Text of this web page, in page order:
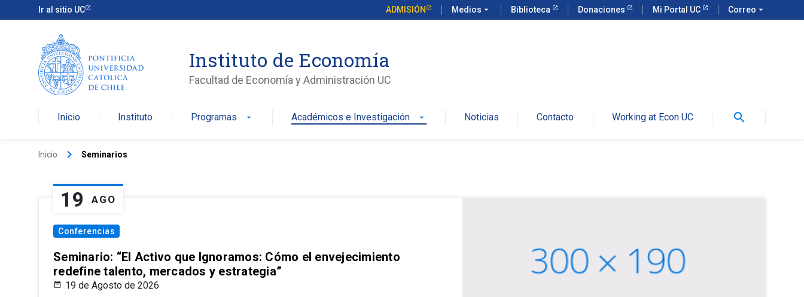
Ir al sitio UC ADMISIÓN Medios arrow_drop_down Biblioteca Donaciones Mi Portal UC Correo arrow_drop_down
Instituto de Economía
Facultad de Economía y Administración UC
Inicio Instituto Programas arrow_drop_down Académicos e Investigación arrow_drop_down Noticias Contacto Working at Econ UC search
Inicio keyboard_arrow_right Seminarios
19 AGO
Conferencias
Seminario: “El Activo que Ignoramos: Cómo el envejecimiento
redefine talento, mercados y estrategia”
19 de Agosto de 2026